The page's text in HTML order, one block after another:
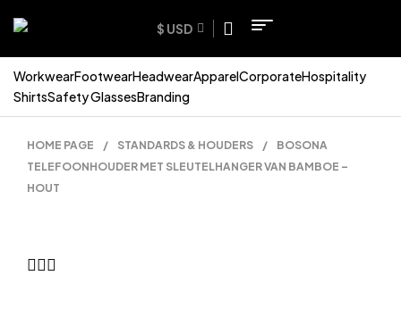
$ USD
WorkwearFootwearHeadwearApparelCorporateHospitality
ShirtsSafety GlassesBranding
HOME PAGE / STANDARDS & HOUDERS /
BOSONA
TELEFOONHOUDER MET SLEUTELHANGER VAN BAMBOE –
HOUT